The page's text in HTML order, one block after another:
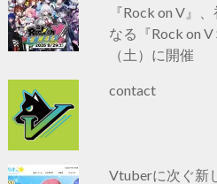
『Rock on V』
なる『Rock on V
（土）に開催
contact
Vtuberに次ぐ新